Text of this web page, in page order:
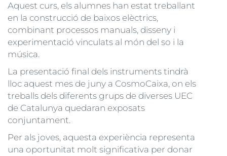
Aquest curs, els alumnes han estat treballant
en la construcció de baixos elèctrics,
combinant processos manuals, disseny i
experimentació vinculats al món del so i la
música.
La presentació final dels instruments tindrà
lloc aquest mes de juny a CosmoCaixa, on els
treballs dels diferents grups de diverses UEC
de Catalunya quedaran exposats
conjuntament.
Per als joves, aquesta experiència representa
una oportunitat molt significativa per donar